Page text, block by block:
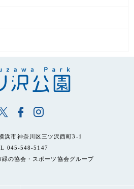
市神奈川区三ツ沢西町3-1
045-548-5147
の協会・スポーツ協会グループ